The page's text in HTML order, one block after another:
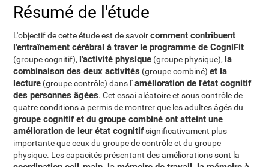
Résumé de l'étude
L'objectif de cette étude est de savoircomment contribuent
l'entraînement cérébral à traver le programme de CogniFit
(groupe cognitif), l'activité physique (groupe physique), la
combinaison des deux activités (groupe combiné)et la
lecture (groupe contrôle) dans l'amélioration de l'état cognitif
des personnes âgées. Cet essai aléatoire et sous contrôle de
quatre conditions a permis de montrer que les adultes âgés du
groupe cognitif et du groupe combiné ont atteint une
amélioration de leur état cognitifsignificativament plus
importante que ceux du groupe de contrôle et du groupe
physique. Les capacités présentant des améliorations sont la